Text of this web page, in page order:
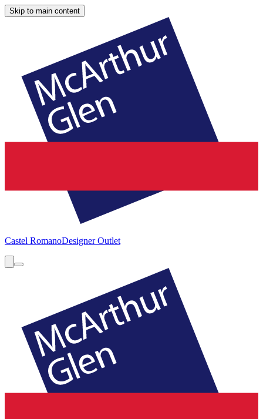
Skip to main content
Castel RomanoDesigner Outlet